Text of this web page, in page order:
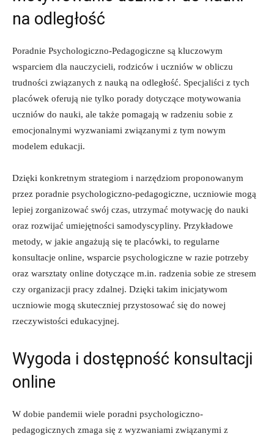
na​ odległość
Poradnie Psychologiczno-Pedagogiczne ⁢są kluczowym
⁣wsparciem dla‌ nauczycieli,⁢ rodziców i‍ uczniów w obliczu
trudności związanych z⁤ nauką na odległość. Specjaliści z tych
placówek oferują nie tylko porady dotyczące ​motywowania
uczniów ⁣do nauki, ale​ także pomagają w radzeniu sobie z
emocjonalnymi ⁢wyzwaniami związanymi z tym nowym
modelem edukacji.
Dzięki ‌konkretnym strategiom⁣ i narzędziom⁤ proponowanym
przez poradnie psychologiczno-pedagogiczne, uczniowie mogą
lepiej zorganizować swój‍ czas,‍ utrzymać⁣ motywację do nauki
oraz rozwijać umiejętności samodyscypliny. Przykładowe
metody, ‍w jakie ⁣angażują się te ⁣placówki, ‌to regularne
⁣konsultacje ‌online, wsparcie psychologiczne ⁣w⁤ razie potrzeby
⁢oraz warsztaty online dotyczące m.in.‍ radzenia​ sobie ze stresem
czy‌ organizacji⁣ pracy⁣ zdalnej. ‌Dzięki takim inicjatywom
uczniowie ⁢mogą⁢ skuteczniej przystosować ⁢się‌ do nowej
rzeczywistości edukacyjnej.
Wygoda‍ i dostępność konsultacji
online
W‍ dobie ⁣pandemii​ wiele⁤ poradni ⁣psychologiczno-
pedagogicznych zmaga się z​ wyzwaniami​ związanymi z